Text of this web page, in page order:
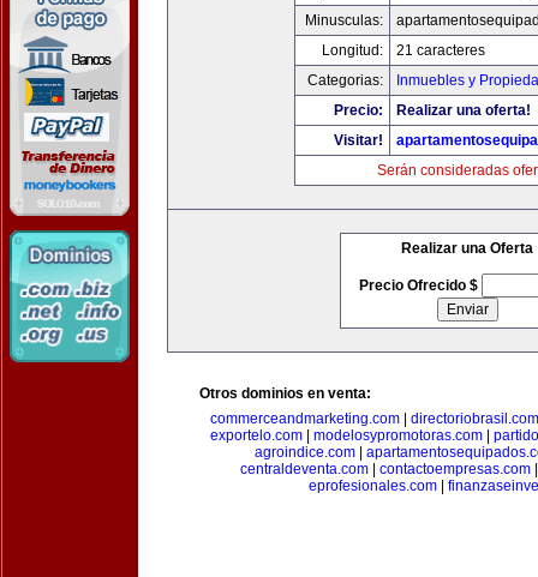
Minusculas:
Longitud:
21 caracteres
Categorias:
Inmuebles y
Precio:
Realizar una oferta!
Visitar!
Serán consideradas
Realizar una Oferta
Precio Ofrecido $
Otros dominios en venta:
commerceandmarketing.com| directoriobrasil.com
exportelo.com
modelosypromotoras.com
agroindice.com
centraldeventa.com
contactoempresas.com
eprofesionales.com